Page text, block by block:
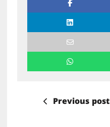
Previous post